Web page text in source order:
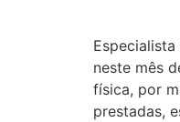
neste mês
física, por
prestadas,